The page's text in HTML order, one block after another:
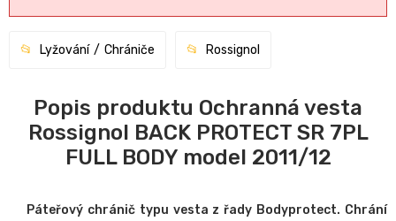
Lyžování Chrániče Rossignol
Popis produktu Ochranná vesta
Rossignol BACK PROTECT SR 7PL
FULL BODY model 2011/12
Páteřový chránič typu vesta z řady Bodyprotect. Chrání